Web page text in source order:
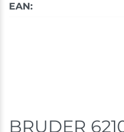
EAN:
BRUDER